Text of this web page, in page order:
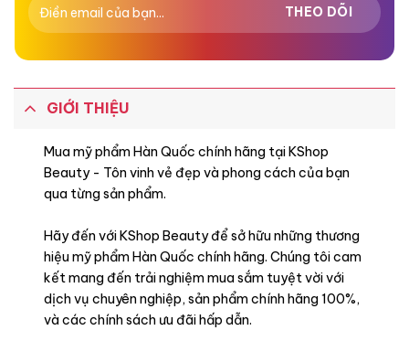
GIỚI THIỆU
Mua mỹ phẩm Hàn Quốc chính hãng tại KShop
Beauty - Tôn vinh vẻ đẹp và phong cách của bạn
qua từng sản phẩm.
Hãy đến với KShop Beauty để sở hữu những thương
hiệu mỹ phẩm Hàn Quốc chính hãng. Chúng tôi cam
kết mang đến trải nghiệm mua sắm tuyệt vời với
dịch vụ chuyên nghiệp, sản phẩm chính hãng 100%,
và các chính sách ưu đãi hấp dẫn.